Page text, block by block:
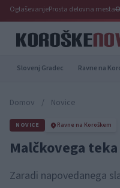
OglaševanjeProsta delovna mesta
Slovenj Gradec Ravne na
Domov / Novice
NOVICE Ravne na Koroškem
Malčkovega
Zaradi napovedanega